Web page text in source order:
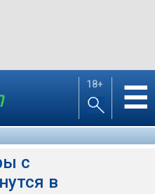
18+ ☰
с
в